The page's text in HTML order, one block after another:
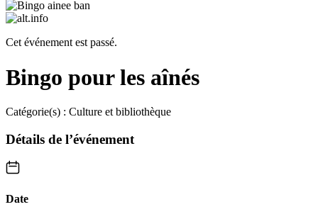
Cet événement est passé.
Bingo pour les aînés
Catégorie(s) : Culture et bibliothèque
Détails de l’événement
Date